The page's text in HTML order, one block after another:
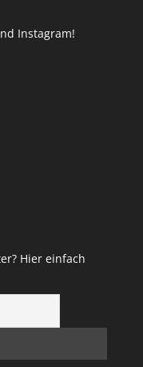
Instagram!
Hier einfach